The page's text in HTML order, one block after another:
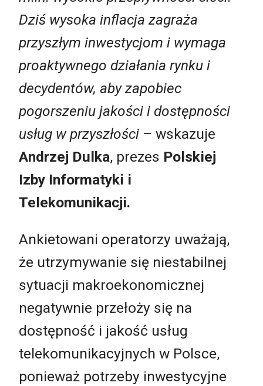
Dziś wysoka inflacja zagraża
przyszłym inwestycjom i wymaga
proaktywnego działania rynku i
decydentów, aby zapobiec
pogorszeniu jakości i dostępności
usług w przyszłości – wskazuje
Andrzej Dulka, prezes Polskiej
Izby Informatyki i
Telekomunikacji.
Ankietowani operatorzy uważają,
że utrzymywanie się niestabilnej
sytuacji makroekonomicznej
negatywnie przełoży się na
dostępność i jakość usług
telekomunikacyjnych w Polsce,
ponieważ potrzeby inwestycyjne